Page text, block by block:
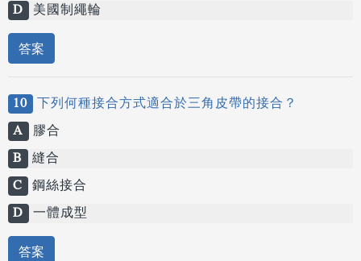
D 美國制繩輪
答案
10 下列何種接合方式適合於三角皮帶的接合？
A 膠合
B 縫合
C 鋼絲接合
D 一體成型
答案